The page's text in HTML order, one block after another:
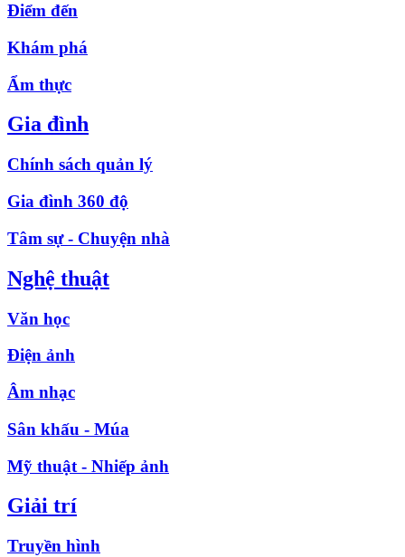
Điểm đến
Khám phá
Ẩm thực
Gia đình
Chính sách quản lý
Gia đình 360 độ
Tâm sự - Chuyện nhà
Nghệ thuật
Văn học
Điện ảnh
Âm nhạc
Sân khấu - Múa
Mỹ thuật - Nhiếp ảnh
Giải trí
Truyền hình